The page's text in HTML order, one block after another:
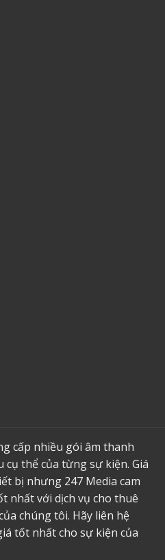
cấp nhiều gói âm thanh
cụ thể của từng sự kiện. Giá
bị nhưng 247 Media cam
nhất với dịch vụ cho thuê
chúng tôi. Hãy liên hệ
tốt nhất cho sự kiện của